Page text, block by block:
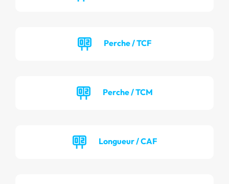
Perche / TCF
Perche / TCM
Longueur / CAF